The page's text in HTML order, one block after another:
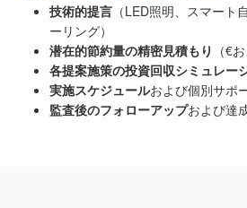
技術的提言 （LED照明、スマート
ーリング）
潜在的節約量の精密見積もり （€
各提案施策の投資回収シミュレー
実施スケジュールおよび個別サポ
監査後のフォローアップおよび達